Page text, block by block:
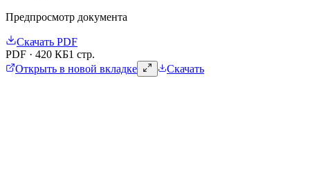
Предпросмотр документа
Скачать PDF
PDF · 420 КБ1 стр.
Открыть в новой вкладке
Скачать